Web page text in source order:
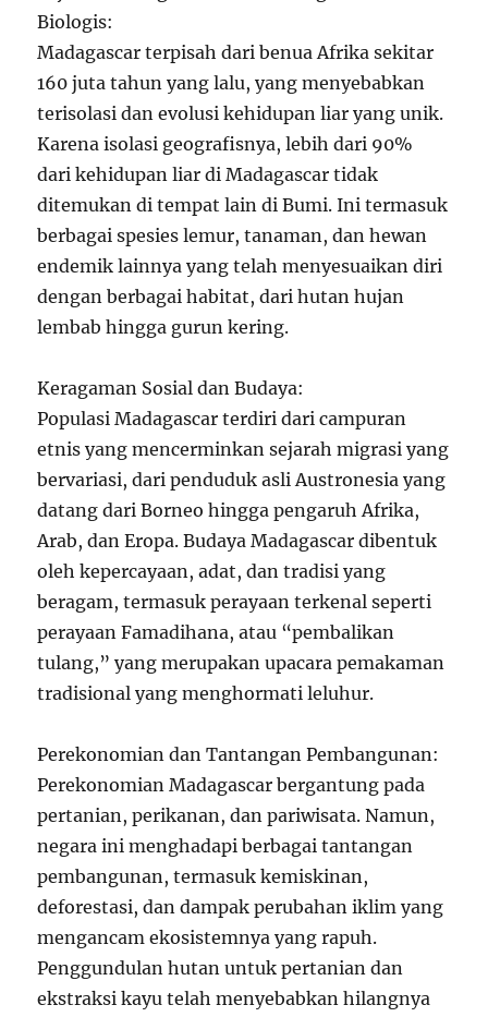
Biologis:
Madagascar terpisah dari benua Afrika sekitar
160 juta tahun yang lalu, yang menyebabkan
terisolasi dan evolusi kehidupan liar yang unik.
Karena isolasi geografisnya, lebih dari 90%
dari kehidupan liar di Madagascar tidak
ditemukan di tempat lain di Bumi. Ini termasuk
berbagai spesies lemur, tanaman, dan hewan
endemik lainnya yang telah menyesuaikan diri
dengan berbagai habitat, dari hutan hujan
lembab hingga gurun kering.
Keragaman Sosial dan Budaya:
Populasi Madagascar terdiri dari campuran
etnis yang mencerminkan sejarah migrasi yang
bervariasi, dari penduduk asli Austronesia yang
datang dari Borneo hingga pengaruh Afrika,
Arab, dan Eropa. Budaya Madagascar dibentuk
oleh kepercayaan, adat, dan tradisi yang
beragam, termasuk perayaan terkenal seperti
perayaan Famadihana, atau “pembalikan
tulang,” yang merupakan upacara pemakaman
tradisional yang menghormati leluhur.
Perekonomian dan Tantangan Pembangunan:
Perekonomian Madagascar bergantung pada
pertanian, perikanan, dan pariwisata. Namun,
negara ini menghadapi berbagai tantangan
pembangunan, termasuk kemiskinan,
deforestasi, dan dampak perubahan iklim yang
mengancam ekosistemnya yang rapuh.
Penggundulan hutan untuk pertanian dan
ekstraksi kayu telah menyebabkan hilangnya